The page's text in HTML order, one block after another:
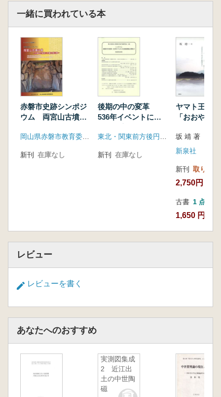
<集成>
埴輪生産関連遺跡集成表
一緒に買われている本
赤磐市史跡シンポジ
ウム 両宮山古墳以
赤磐と倭王権
岡山県赤磐市教育委員会
新刊 在庫なし
後期の中の変革
536年イベントにみ
り
東北・関東前方後円墳研究会
新刊 在庫なし
ヤマト王権
「おおやま
坂 靖 著
新泉社
新刊 取り寄せ
2,750円
古書 1 点
1,650 円
レビュー
レビューを書く
あなたへのおすすめ
実測図集成
2 近江出
土の中世陶
磁